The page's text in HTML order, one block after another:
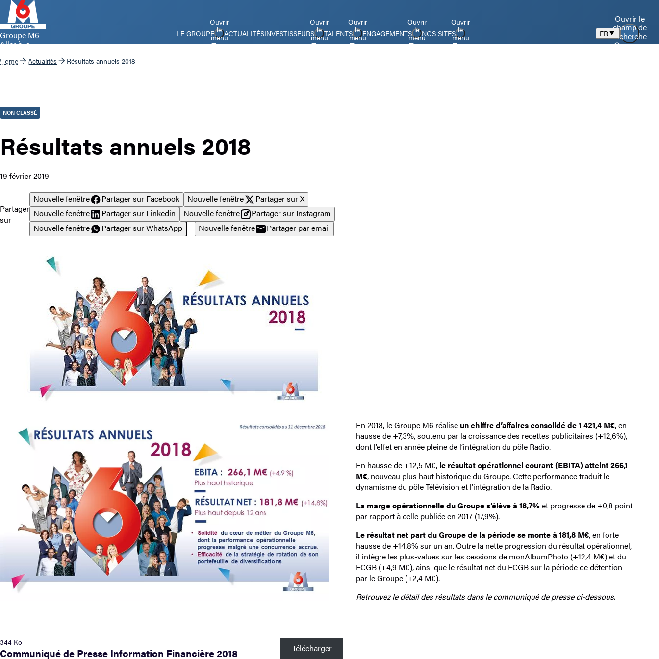
Groupe M6
Aller à la
d’accueil
LE GROUPE
Ouvrir
le
menuACTUALITÉSINVESTISSEURS
Ouvrir
le
menuTALENTS
Ouvrir
le
menuENGAGEMENTS
Ouvrir
le
menuNOS SITES
Ouvrir
le
menu
FR
Ouvrir le
champ de
recherche
Home Actualités Résultats annuels 2018
NON CLASSÉ
Résultats annuels 2018
19 février 2019
Partager
sur
Nouvelle fenêtre Partager sur Facebook Nouvelle fenêtre
Partager sur X
Nouvelle fenêtre
Partager sur Linkedin Nouvelle fenêtre
Partager sur Instagram
Nouvelle fenêtre
Partager sur WhatsApp Nouvelle fenêtre Partager par email
En 2018, le Groupe M6 réalise unchiffre d’affaires consolidé de 1 421,4 M€, en
hausse de +7,3%, soutenu par la croissance des recettes publicitaires (+12,6%),
dont l’effet en année pleine de l’intégration du pôle Radio.
En hausse de +12,5 M€, le résultat opérationnel courant (EBITA) atteint 266,1
M€, nouveau plus haut historique du Groupe. Cette performance traduit le
dynamisme du pôle Télévision et l’intégration de la Radio.
La marge opérationnelle du Groupe s’élève à 18,7%et progresse de +0,8 point
par rapport à celle publiée en 2017 (17,9%).
Le résultat net part du Groupe de la période se monte à 181,8 M€, en forte
hausse de +14,8% sur un an. Outre la nette progression du résultat opérationnel,
il intègre les plus-values sur les cessions de monAlbumPhoto (+12,4 M€) et du
FCGB (+4,9 M€), ainsi que le résultat net du FCGB sur la période de détention
par le Groupe (+2,4 M€).
Retrouvez le détail des résultats dans le communiqué de presse ci-dessous.
344 Ko
Communiqué de Presse Information Financière 2018 Télécharger